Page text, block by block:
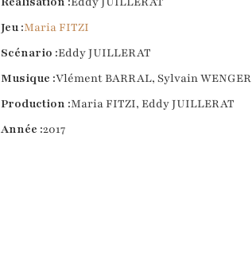
Jeu :Maria FITZI
Scénario :Eddy JUILLERAT
Musique :Vlément BARRAL, Sylvain WENGER
Production :Maria FITZI, Eddy JUILLERAT
Année :2017